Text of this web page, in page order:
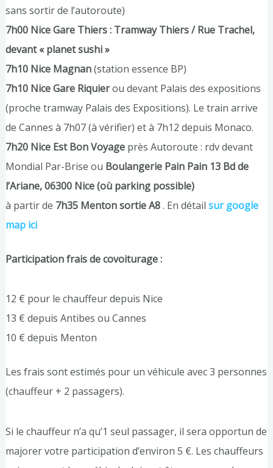
sans sortir de l’autoroute)
7h00 Nice Gare Thiers : Tramway Thiers / Rue Trachel,
devant « planet sushi »
7h10 Nice Magnan(station essence BP)
7h10 Nice Gare Riquierou devant Palais des expositions
(proche tramway Palais des Expositions). Le train arrive
de Cannes à 7h07 (à vérifier) et à 7h12 depuis Monaco.
7h20 Nice Est Bon Voyageprès Autoroute : rdv devant
Mondial Par-Brise ou Boulangerie Pain Pain 13 Bd de
l’Ariane, 06300 Nice (où parking possible)
à partir de 7h35 Menton sortie A8. En détail sur google
map ici
Participation frais de covoiturage :
12 € pour le chauffeur depuis Nice
13 € depuis Antibes ou Cannes
10 € depuis Menton
Les frais sont estimés pour un véhicule avec 3 personnes
(chauffeur + 2 passagers).
Si le chauffeur n’a qu’1 seul passager, il sera opportun de
majorer votre participation d’environ 5 €. Les chauffeurs